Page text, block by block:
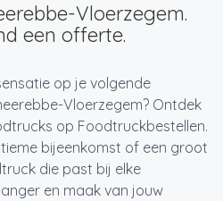
Vloerzegem.
een offerte.
op je volgende
Vloerzegem? Ontdek
op Foodtruckbestellen.
bijeenkomst of een groot
die past bij elke
en maak van jouw